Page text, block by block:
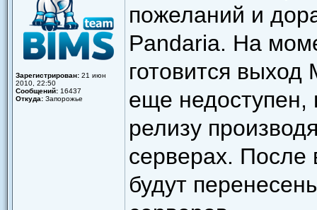
Зарегистрирован: 21 июн
2010, 22:50
Сообщений: 16437
Откуда: Запорожье
пожеланий и
Pandaria. На
готовится
еще недоступен,
релизу
серверах. После
будут